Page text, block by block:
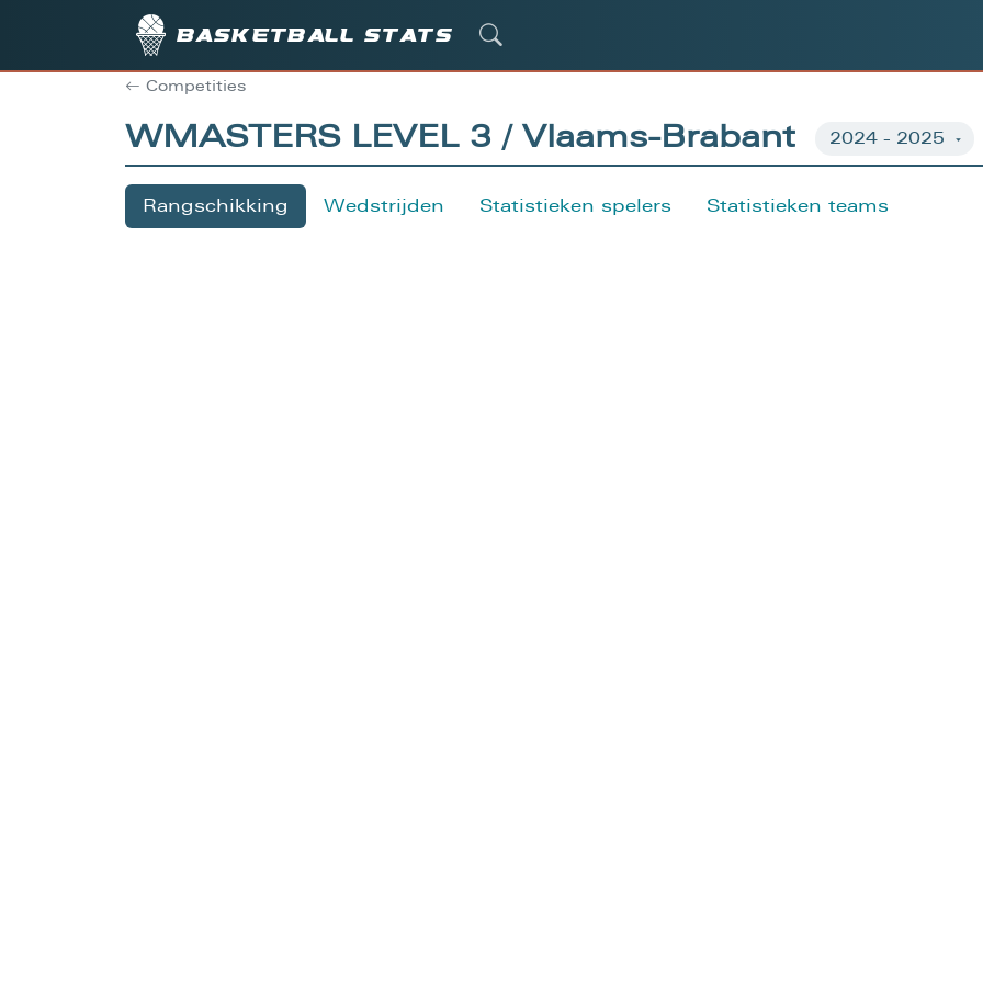
Basketball stats
Competities
WMASTERS LEVEL 3 / Vlaams-Brabant
Rangschikking Wedstrijden Statistieken spelers Statistieken teams